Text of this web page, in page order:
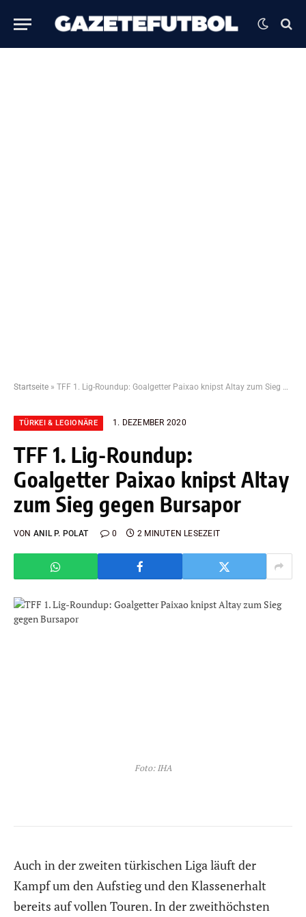
Startseite » TFF 1. Lig-Roundup: Goalgetter Paixao knipst Altay zum Sieg gegen Bursapor
TÜRKEI & LEGIONÄRE 1. DEZEMBER 2020
TFF 1. Lig-Roundup:
Goalgetter Paixao knipst Altay
zum Sieg gegen Bursapor
VON ANIL P. POLAT 0 2 MINUTEN LESEZEIT
Foto: IHA
Auch in der zweiten türkischen Liga läuft der
Kampf um den Aufstieg und den Klassenerhalt
bereits auf vollen Touren. In der zweithöchsten